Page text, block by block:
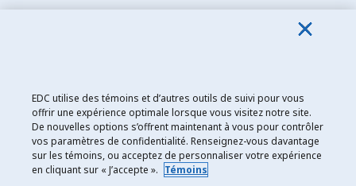
Exportation et développement Canada
Énoncé de confidentialité
EDC utilise des témoins et d’autres outils de suivi pour vous
offrir une expérience optimale lorsque vous visitez notre site.
De nouvelles options s’offrent maintenant à vous pour contrôler
vos paramètres de confidentialité. Renseignez-vous davantage
sur les témoins, ou acceptez de personnaliser votre expérience
en cliquant sur « J’accepte ». Témoins